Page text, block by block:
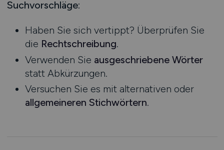
Mecklenburg-Vorpommern
Nordrhein-Westfalen
Rheinland-Pfalz
Saarland
Sachsen
Sachsen-Anhalt
Schleswig-Holstein
Suchvorschläge:
Haben Sie sich vertippt? Überprüfen Sie
die Rechtschreibung.
Verwenden Sie ausgeschriebene Wörter
statt Abkürzungen.
Versuchen Sie es mit alternativen oder
allgemeineren Stichwörtern.